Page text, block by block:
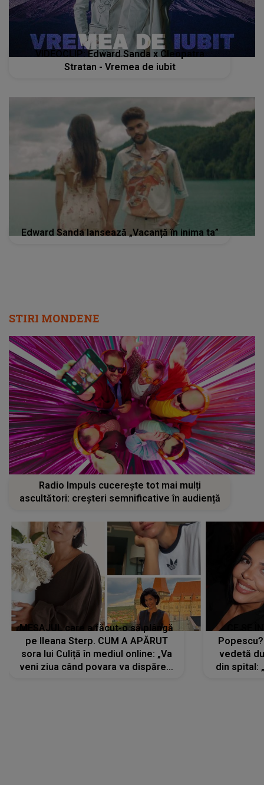
VIDEOCLIP: Edward Sanda x Cleopatra
Stratan - Vremea de iubit
Edward Sanda lansează „Vacanță în inima ta”
STIRI MONDENE
Radio Impuls cucerește tot mai mulți
ascultători: creșteri semnificative în audiență
MESAJUL care a făcut-o să plângă
pe Ileana Sterp. CUM A APĂRUT
sora lui Culiță în mediul online: „Va
veni ziua când povara va dispărea,
vedetă
din spital: